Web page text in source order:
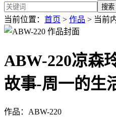
搜索
当前位置： 首页 > 作品 > 当前
ABW-220凉森
故事-周一的生
作品：ABW-220